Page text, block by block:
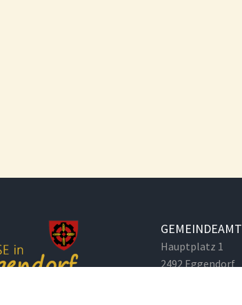
GEMEINDEAMT
Hauptplatz 1
2492 Eggendorf